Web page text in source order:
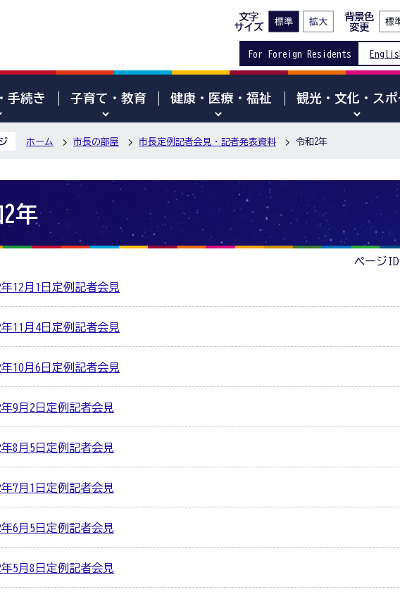
文字
サイズ
背景色
変更
For Foreign Residents
手続き 子育て・教育 健康・医療・福祉 観光・文化・スポ
ホーム 市長の部屋 市長定例記者会見・記者発表資料 令和2年
年
ページID
12月1日定例記者会見
11月4日定例記者会見
10月6日定例記者会見
9月2日定例記者会見
8月5日定例記者会見
7月1日定例記者会見
6月5日定例記者会見
5月8日定例記者会見